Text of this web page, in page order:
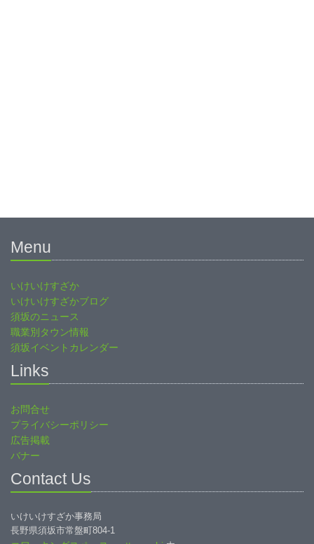
Menu
いけいけすざか
いけいけすざかブログ
須坂のニュース
職業別タウン情報
須坂イベントカレンダー
Links
お問合せ
プライバシーポリシー
広告掲載
バナー
Contact Us
いけいけすざか事務局
長野県須坂市常盤町804-1